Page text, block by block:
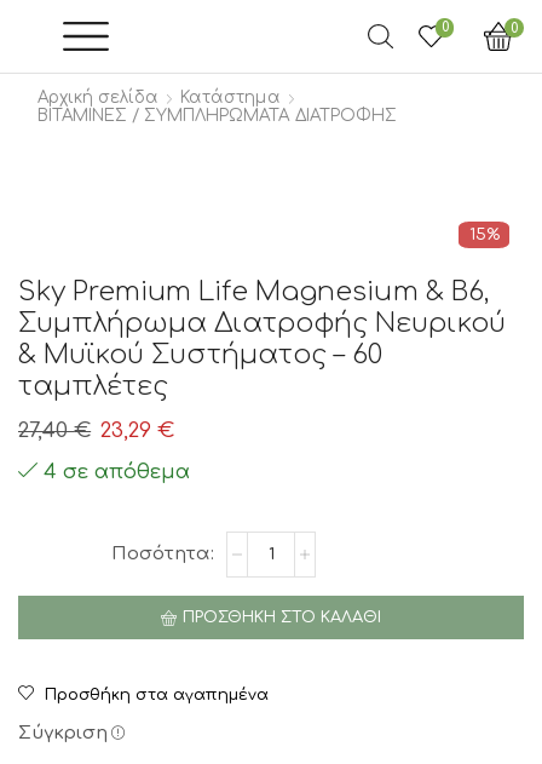
0 0
Αρχική σελίδα
Κατάστημα
ΒΙΤΑΜΙΝΕΣ / ΣΥΜΠΛΗΡΩΜΑΤΑ ΔΙΑΤΡΟΦΗΣ
15%
Sky Premium Life Magnesium & B6,
Συμπλήρωμα Διατροφής Νευρικού
& Μυϊκού Συστήματος – 60
ταμπλέτες
27,40€ Original
price
23,29€Η
τρέχουσα
είναι:
23,29 €.
4 σε απόθεμα
Life
Magnesium
Συμπλήρωμα
ΠΡΟΣΘΉΚΗ ΣΤΟ ΚΑΛΆΘΙ
Προσθήκη στα αγαπημένα
Σύγκριση